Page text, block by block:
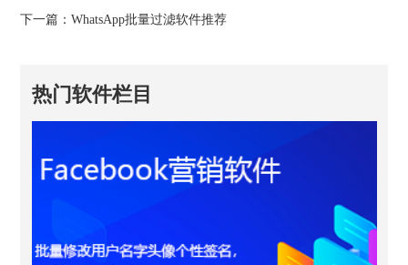
下一篇：WhatsApp批量过滤软件推荐
热门软件栏目